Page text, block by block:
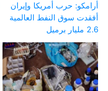
أرامكو: حرب أمريكا وإيران
أفقدت سوق النفط العالمية
2.6 مليار برميل